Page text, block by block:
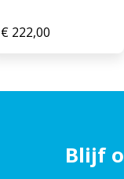
€ 222,00
Blijf